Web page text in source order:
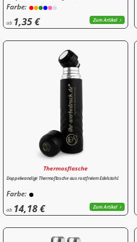
Farbe:
ab 1,35 € Zum Artikel
Thermosflasche
Doppelwandige Thermoflasche aus rostfreiem Edelstahl.
Farbe:
ab 14,18 € Zum Artikel